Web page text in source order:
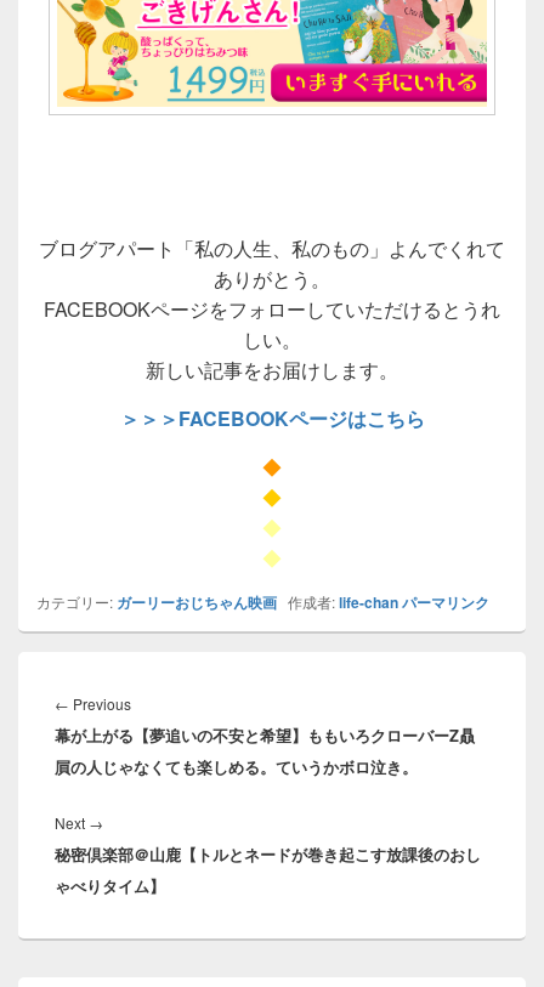
ブログアパート「私の人生、私のもの」よんでくれて
ありがとう。
FACEBOOKページをフォローしていただけるとうれ
しい。
新しい記事をお届けします。
＞＞＞FACEBOOKページはこちら
◆
◆
◆
◆
カテゴリー: ガーリーおじちゃん映画 作成者:life-chanパーマリンク
稿
ナ
ビ
ゲ
シ
ョ
ン
← PreviousPrevious
post:
幕が上がる【夢追いの不安と希望】ももいろクローバーZ贔
屓の人じゃなくても楽しめる。ていうかボロ泣き。
Next →
post:
秘密倶楽部＠山鹿【トルとネードが巻き起こす放課後のおし
ゃべりタイム】